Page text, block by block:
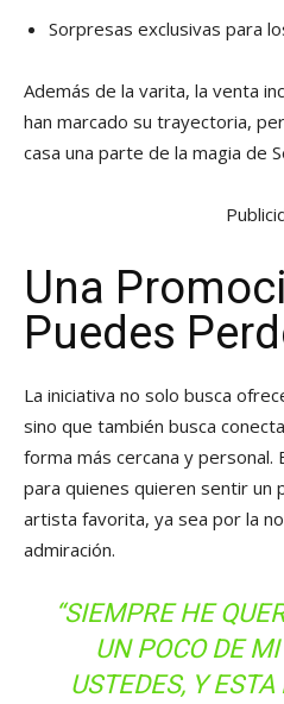
Sorpresas exclusivas para
Además de la varita, la venta
han marcado su trayectoria,
casa una parte de la magia de
Una
Puedes
La iniciativa no solo busca
sino que también busca
forma más cercana y personal.
para quienes quieren sentir un
artista favorita, ya sea por la
admiración.
“SIEMPRE HE
UN POCO DE
USTEDES, Y